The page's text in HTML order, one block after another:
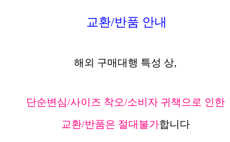
교환/반품 안내
해외 구매대행 특성 상,
단순변심/사이즈 착오/소비자 귀책으로 인한
교환/반품은 절대불가합니다